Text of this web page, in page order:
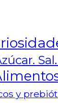
y